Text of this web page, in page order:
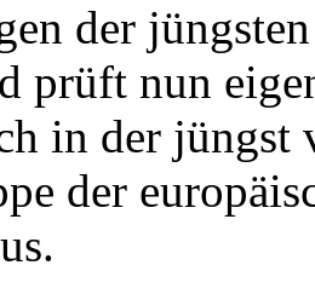
der
prüft nun
in der jüngst
der